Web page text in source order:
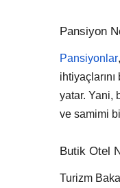
Pansiyon
Pansiyonlar
yatar. Yani,
ve samimi
Butik Otel
Turizm